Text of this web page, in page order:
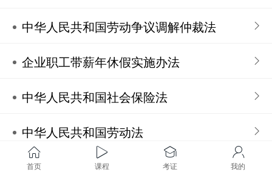
中华人民共和国劳动争议调解仲裁法
企业职工带薪年休假实施办法
中华人民共和国社会保险法
中华人民共和国劳动法
中华人民共和国劳动合同法
首页 课程 考证 我的